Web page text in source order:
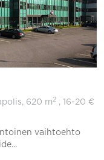
620 m 2 , 16-20 €
vaihtoehto